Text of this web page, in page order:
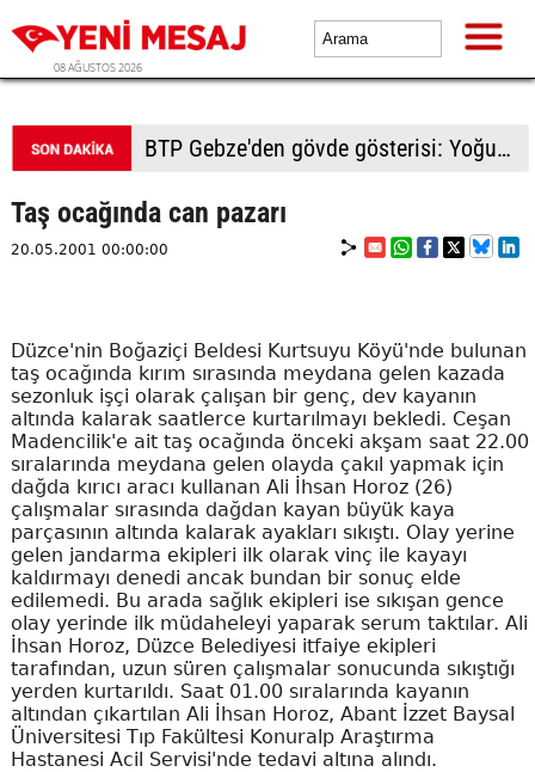
08 AĞUSTOS 2026
BTP Kocaeli'den Darıca çıkarması: Esnaf ve derneklerden yoğun ilgi
Taş ocağında can pazarı
20.05.2001 00:00:00
Düzce'nin Boğaziçi Beldesi Kurtsuyu Köyü'nde bulunan
taş ocağında kırım sırasında meydana gelen kazada
sezonluk işçi olarak çalışan bir genç, dev kayanın
altında kalarak saatlerce kurtarılmayı bekledi. Ceşan
Madencilik'e ait taş ocağında önceki akşam saat 22.00
sıralarında meydana gelen olayda çakıl yapmak için
dağda kırıcı aracı kullanan Ali İhsan Horoz (26)
çalışmalar sırasında dağdan kayan büyük kaya
parçasının altında kalarak ayakları sıkıştı. Olay yerine
gelen jandarma ekipleri ilk olarak vinç ile kayayı
kaldırmayı denedi ancak bundan bir sonuç elde
edilemedi. Bu arada sağlık ekipleri ise sıkışan gence
olay yerinde ilk müdaheleyi yaparak serum taktılar. Ali
İhsan Horoz, Düzce Belediyesi itfaiye ekipleri
tarafından, uzun süren çalışmalar sonucunda sıkıştığı
yerden kurtarıldı. Saat 01.00 sıralarında kayanın
altından çıkartılan Ali İhsan Horoz, Abant İzzet Baysal
Üniversitesi Tıp Fakültesi Konuralp Araştırma
Hastanesi Acil Servisi'nde tedavi altına alındı.